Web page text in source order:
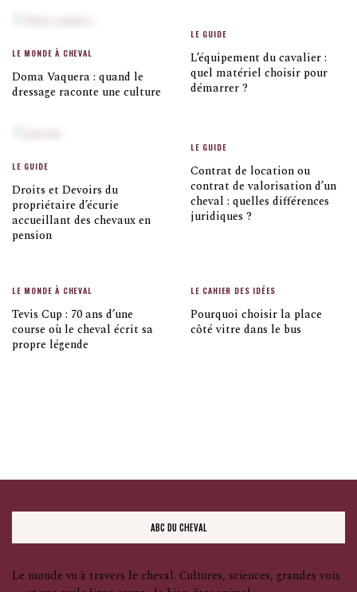
LE MONDE À CHEVAL
Doma Vaquera : quand le
dressage raconte une culture
LE GUIDE
L’équipement du cavalier :
quel matériel choisir pour
démarrer ?
LE GUIDE
Droits et Devoirs du
propriétaire d’écurie
accueillant des chevaux en
pension
LE GUIDE
Contrat de location ou
contrat de valorisation d’un
cheval : quelles différences
juridiques ?
LE MONDE À CHEVAL
Tevis Cup : 70 ans d’une
course où le cheval écrit sa
propre légende
LE CAHIER DES IDÉES
Pourquoi choisir la place
côté vitre dans le bus
ABC DU CHEVAL
Le monde vu à travers le cheval. Cultures, sciences, grandes voix